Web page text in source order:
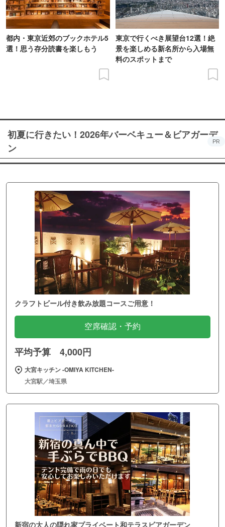
都内・東京近郊のブックホテル5
選！思う存分読書を楽しもう
東京で行くべき展望台12選！絶
景を楽しめる新名所から入場無
料のスポットまで
初夏に行きたい！2026年バーベキュー＆ビアガーデ
ン
PR
クラフトビール付き飲み放題コースご用意！
空席確認・予約
平均予算 4,000円
大宮キッチン ‐OMIYA KITCHEN‐
大宮駅／埼玉県
新宿の大人の隠れ家プライベート和テラスビアガーデン